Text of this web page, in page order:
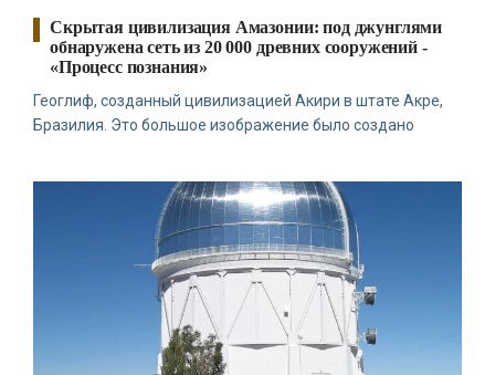
Скрытая цивилизация Амазонии: под джунглями
обнаружена сеть из 20 000 древних сооружений -
«Процесс познания»
Геоглиф, созданный цивилизацией Акири в штате Акре,
Бразилия. Это большое изображение было создано